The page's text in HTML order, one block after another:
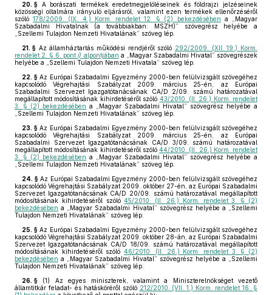
20. § A borászati termékek eredetmegjelöléseinek és földrajzi jelzéseinek
közösségi oltalmára irányuló eljárásról, valamint ezen termékek ellenőrzéséről
szóló178/2009. (IX. 4.) Korm. rendelet 12. § (2) bekezdésében a „Magyar
Szabadalmi Hivatalnak (a továbbiakban: MSZH)” szövegrész helyébe a
„Szellemi Tulajdon Nemzeti Hivatalának” szöveg lép.
21. § Az államháztartás működési rendjéről szóló 292/2009. (XII. 19.) Korm.
rendelet 2. § 6. ponti) alpontjában a „Magyar Szabadalmi Hivatal” szövegrészek
helyébe a „Szellemi Tulajdon Nemzeti Hivatala” szöveg lép.
22. § Az Európai Szabadalmi Egyezmény 2000-ben felülvizsgált szövegéhez
kapcsolódó Végrehajtási Szabályzat 2009. március 25-én, az Európai
Szabadalmi Szervezet Igazgatótanácsának CA/D 2/09. számú határozatával
megállapított módosításának kihirdetéséről szóló 43/2010. (II. 26.) Korm. rendelet
3. § (2) bekezdésében a „Magyar Szabadalmi Hivatal” szövegrész helyébe a
„Szellemi Tulajdon Nemzeti Hivatalának” szöveg lép.
23. § Az Európai Szabadalmi Egyezmény 2000-ben felülvizsgált szövegéhez
kapcsolódó Végrehajtási Szabályzat 2009. március 25-én, az Európai
Szabadalmi Szervezet Igazgatótanácsának CA/D 3/09. számú határozatával
megállapított módosításának kihirdetéséről szóló 44/2010. (II. 26.) Korm. rendelet
3. § (2) bekezdésében a „Magyar Szabadalmi Hivatal” szövegrész helyébe a
„Szellemi Tulajdon Nemzeti Hivatalának” szöveg lép.
24. § Az Európai Szabadalmi Egyezmény 2000-ben felülvizsgált szövegéhez
kapcsolódó Végrehajtási Szabályzat 2009. október 27-én, az Európai Szabadalmi
Szervezet Igazgatótanácsának CA/D 20/09. számú határozatával megállapított
módosításának kihirdetéséről szóló45/2010. (II. 26.) Korm. rendelet 3. § (2)
bekezdésében a „Magyar Szabadalmi Hivatal” szövegrész helyébe a „Szellemi
Tulajdon Nemzeti Hivatalának” szöveg lép.
25. § Az Európai Szabadalmi Egyezmény 2000-ben felülvizsgált szövegéhez
kapcsolódó Végrehajtási Szabályzat 2009. október 28-án, az Európai Szabadalmi
Szervezet Igazgatótanácsának CA/D 18/09. számú határozatával megállapított
módosításának kihirdetéséről szóló46/2010. (II. 26.) Korm. rendelet 3. § (2)
bekezdésében a „Magyar Szabadalmi Hivatal” szövegrész helyébe a „Szellemi
Tulajdon Nemzeti Hivatalának” szöveg lép.
26. § (1)
Az egyes miniszterek, valamint a Miniszterelnökséget vezető
államtitkár feladat- és hatásköréről szóló 212/2010. (VII. 1.) Korm. rendelet 16. §